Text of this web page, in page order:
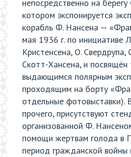
непосредственно на
котором экспонируется
корабль Ф. Нансена —
мая 1936 г. по инициативе
Кристенсена, О. Свердрупа,
Скотт-Хансена, и посвящён
выдающимся полярным
проходящим на борту
отдельные фотовыставки).
прочего, присутствуют
организованной Ф.
помощи жертвам голода в
период гражданской войны